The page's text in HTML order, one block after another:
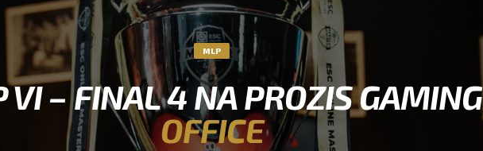
MLP
VI – FINAL 4 NA PROZIS GAMING
OFFICE